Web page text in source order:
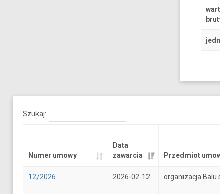
Szukaj:
Numer umowy
Data
zawarcia
Przedmiot
12/2026 2026-02-12 organizacja Balu